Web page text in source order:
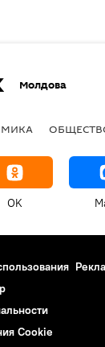
Молдова
OK
Cookie